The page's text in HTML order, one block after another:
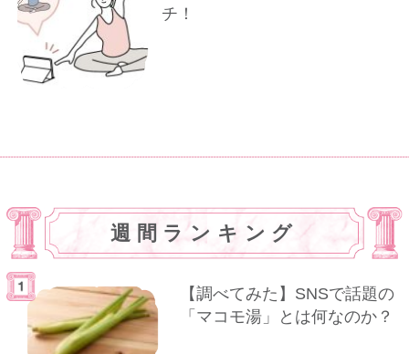
チ！
週間ランキング
【調べてみた】SNSで話題の
「マコモ湯」とは何なのか？